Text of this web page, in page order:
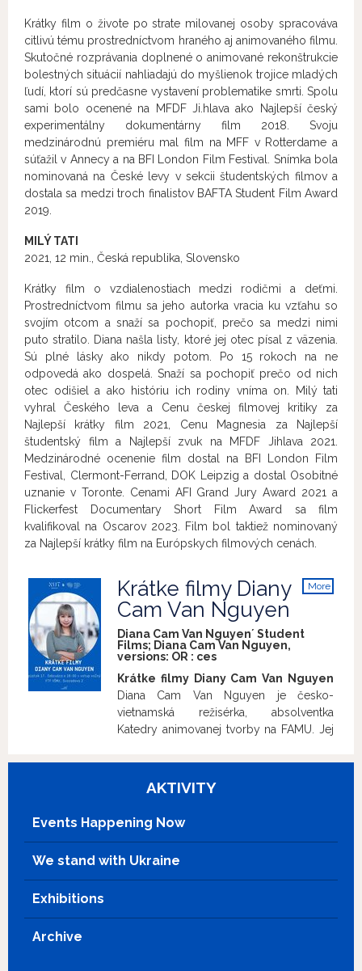
Krátky film o živote po strate milovanej osoby spracováva
citlivú tému prostredníctvom hraného aj animovaného filmu.
Skutočné rozprávania doplnené o animované rekonštrukcie
bolestných situácií nahliadajú do myšlienok trojice mladých
ľudí, ktorí sú predčasne vystavení problematike smrti. Spolu
sami bolo ocenené na MFDF Ji.hlava ako Najlepší český
experimentálny dokumentárny film 2018. Svoju
medzinárodnú premiéru mal film na MFF v Rotterdame a
súťažil v Annecy a na BFI London Film Festival. Snímka bola
nominovaná na České levy v sekcii študentských filmov a
dostala sa medzi troch finalistov BAFTA Student Film Award
2019.
MILÝ TATI
2021, 12 min., Česká republika, Slovensko
Krátky film o vzdialenostiach medzi rodičmi a deťmi.
Prostredníctvom filmu sa jeho autorka vracia ku vzťahu so
svojím otcom a snaží sa pochopiť, prečo sa medzi nimi
puto stratilo. Diana našla listy, ktoré jej otec písal z väzenia.
Sú plné lásky ako nikdy potom. Po 15 rokoch na ne
odpovedá ako dospelá. Snaží sa pochopiť prečo od nich
otec odišiel a ako históriu ich rodiny vníma on. Milý tati
vyhral Českého leva a Cenu českej filmovej kritiky za
Najlepší krátky film 2021, Cenu Magnesia za Najlepší
študentský film a Najlepší zvuk na MFDF Jihlava 2021.
Medzinárodné ocenenie film dostal na BFI London Film
Festival, Clermont-Ferrand, DOK Leipzig a dostal Osobitné
uznanie v Toronte. Cenami AFI Grand Jury Award 2021 a
Flickerfest Documentary Short Film Award sa film
kvalifikoval na Oscarov 2023. Film bol taktiež nominovaný
za Najlepší krátky film na Európskych filmových cenách.
More
Krátke filmy Diany
Cam Van Nguyen
Diana Cam Van Nguyen´ Student
Films; Diana Cam Van Nguyen,
versions: OR : ces
Krátke filmy Diany Cam Van Nguyen
Diana Cam Van Nguyen je česko-
vietnamská režisérka, absolventka
Katedry animovanej tvorby na FAMU. Jej
festivaloch a získali desiatky ocenení.
Prinášame vám unikátnu projekciu jej
tvorby za jej osobnej účasti.
slovenských filmových klubov a
je voľný. MALÁ
2017, 10 min., Česká republika Malá
ktoré žije v Česku ako cudzinka. Rong
AKTIVITY
Events Happening Now
We stand with Ukraine
Exhibitions
Archive